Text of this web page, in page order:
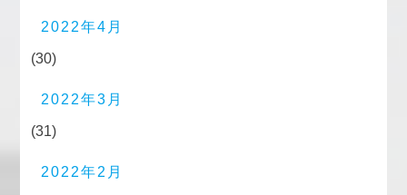
2022年4月
(30)
2022年3月
(31)
2022年2月